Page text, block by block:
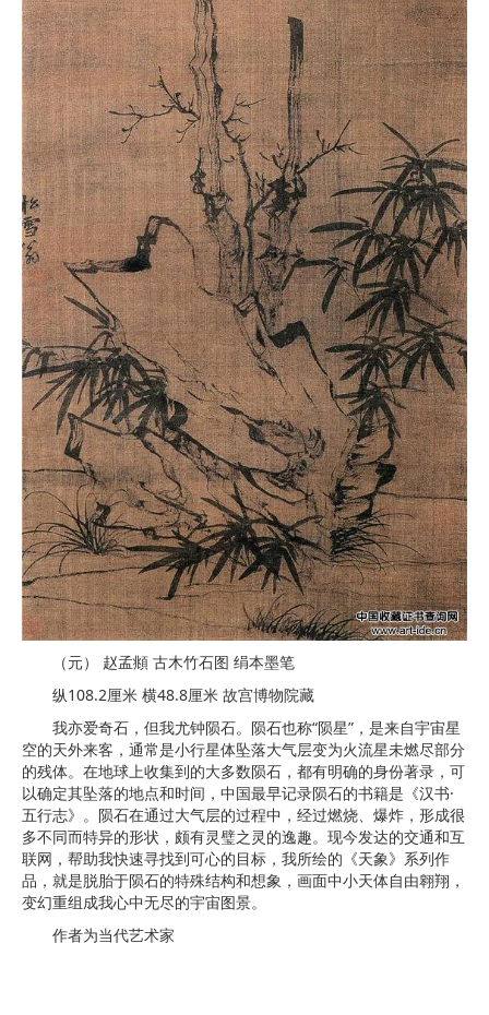
（元） 赵孟頫 古木竹石图 绢本墨笔
纵108.2厘米 横48.8厘米 故宫博物院藏
我亦爱奇石，但我尤钟陨石。陨石也称“陨星”，是来自宇宙星
空的天外来客，通常是小行星体坠落大气层变为火流星未燃尽部分
的残体。在地球上收集到的大多数陨石，都有明确的身份著录，可
以确定其坠落的地点和时间，中国最早记录陨石的书籍是《汉书·
五行志》。陨石在通过大气层的过程中，经过燃烧、爆炸，形成很
多不同而特异的形状，颇有灵璧之灵的逸趣。现今发达的交通和互
联网，帮助我快速寻找到可心的目标，我所绘的《天象》系列作
品，就是脱胎于陨石的特殊结构和想象，画面中小天体自由翱翔，
变幻重组成我心中无尽的宇宙图景。
作者为当代艺术家